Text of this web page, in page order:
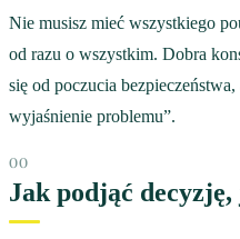
Nie musisz mieć wszystkiego
od razu o wszystkim. Dobra
się od poczucia
wyjaśnienie problemu”.
Jak podjąć